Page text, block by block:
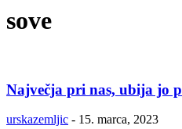
sove
Največja pri nas, ubija jo
urskazemljic - 15. marca, 2023